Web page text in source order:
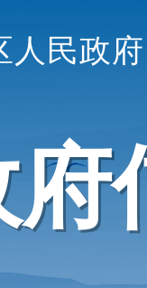
人民政府
府